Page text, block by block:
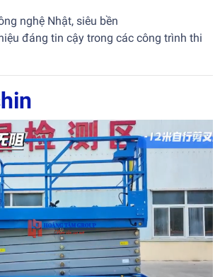
nghệ Nhật, siêu bền
đáng tin cậy trong các công trình thi